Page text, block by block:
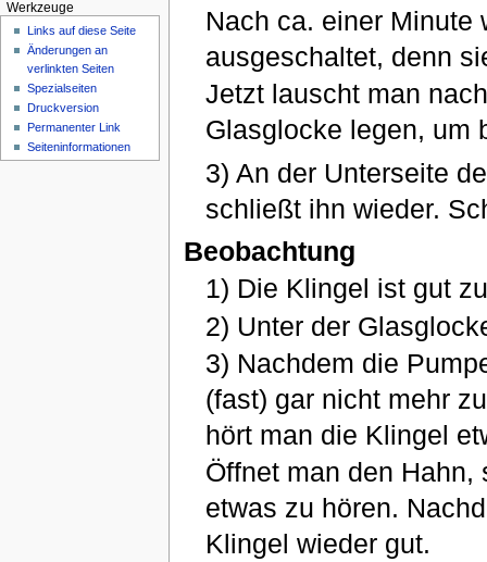
Nach ca. einer Minute
ausgeschaltet, denn
Jetzt lauscht man
Glasglocke legen, um
3) An der Unterseite
schließt ihn wieder.
Beobachtung
1) Die Klingel ist gut
2) Unter der
3) Nachdem die
(fast) gar nicht mehr
hört man die Klingel
Öffnet man den
etwas zu hören.
Klingel wieder gut.
Werkzeuge
Links auf diese Seite
Änderungen an
verlinkten Seiten
Spezialseiten
Druckversion
Permanenter Link
Seiteninformationen